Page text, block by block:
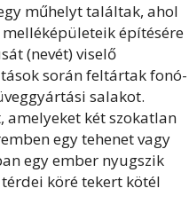
műhelyt találtak, ahol
építésére
(nevét) viselő
során feltártak fonó-
salakot.
amelyeket két szokatlan
egy tehenet vagy
egy ember nyugszik
köré tekert kötél